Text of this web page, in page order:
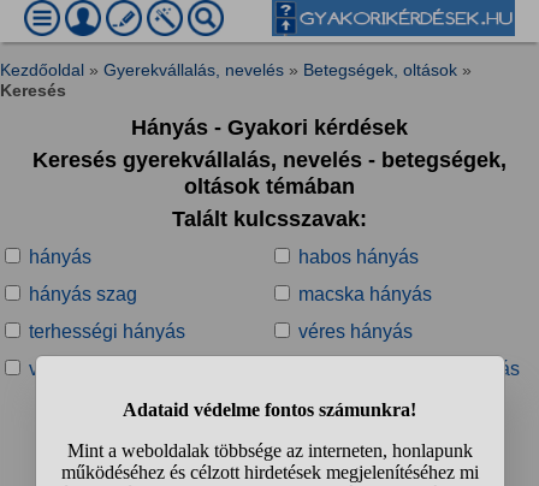
Kezdőoldal » Gyerekvállalás, nevelés » Betegségek, oltások »
Keresés
Hányás - Gyakori kérdések
Keresés gyerekvállalás, nevelés - betegségek,
oltások témában
Talált kulcsszavak:
hányás
habos hányás
hányás szag
macska hányás
terhességi hányás
véres hányás
vészes hányás
vészes terhességi hányás
1 2 3 4 ... ❯ ❯❯